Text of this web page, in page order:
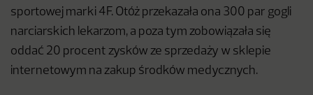
sportowej marki 4F. Otóż przekazała ona 300 par gogli
narciarskich lekarzom, a poza tym zobowiązała się
oddać 20 procent zysków ze sprzedaży w sklepie
internetowym na zakup środków medycznych.